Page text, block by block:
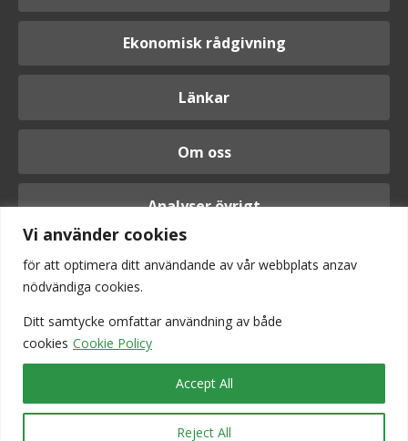
Vi använder cookies
för att optimera ditt användande av vår webbplats anzav
nödvändiga cookies.
Ditt samtycke omfattar användning av både
cookies Cookie Policy
Reject All
Accept All
Ekonomisk rådgivning
Länkar
Om oss
Analyser övrigt